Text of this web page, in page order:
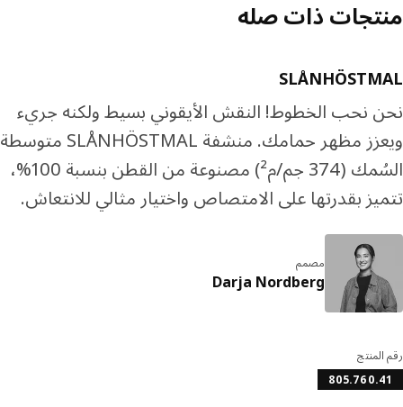
ذات صله
نحب الخطوط! النقش الأيقوني بسيط ولكنه جريء
ويعزز مظهر حمامك. منشفة SLÅNHÖSTMAL متوسطة
السُمك (374 جم/م²) مصنوعة من القطن بنسبة 100%،
بقدرتها على الامتصاص واختيار مثالي للانتعاش.
مصمم
Darja Nordberg